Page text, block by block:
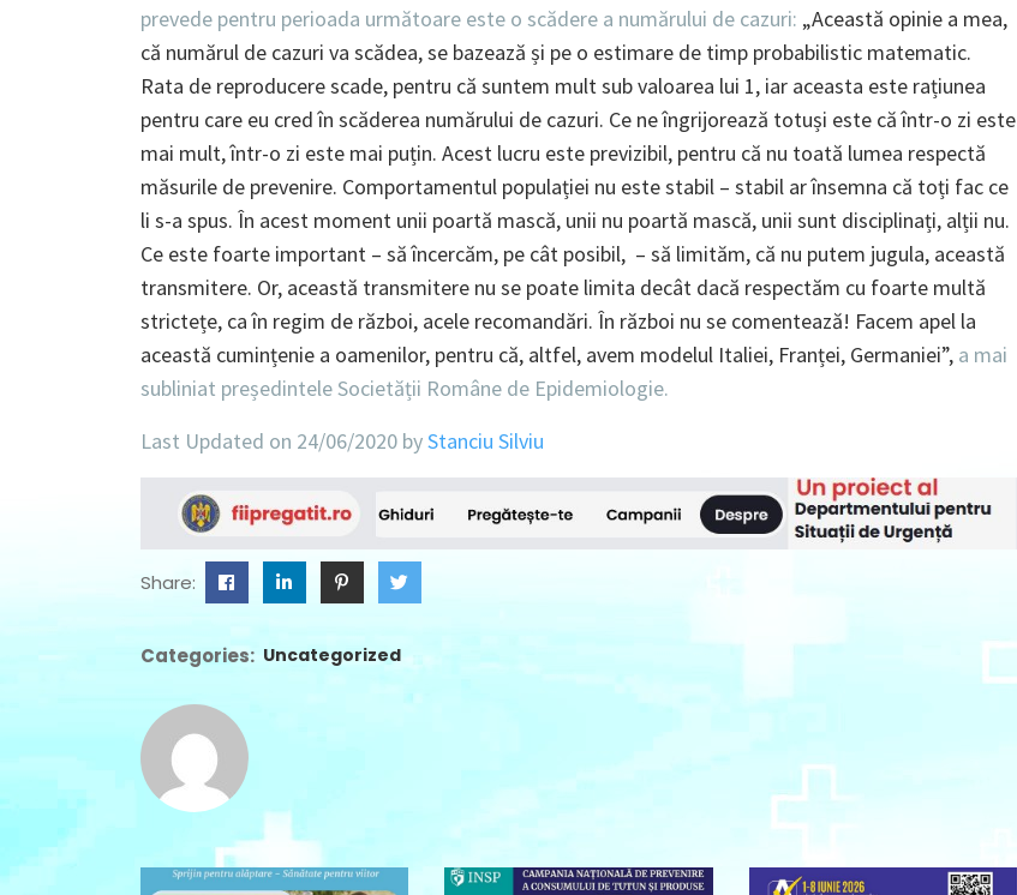
prevede pentru perioada următoare este o scădere a numărului de cazuri: „Această opinie a mea,
că numărul de cazuri va scădea, se bazează și pe o estimare de timp probabilistic matematic.
Rata de reproducere scade, pentru că suntem mult sub valoarea lui 1, iar aceasta este rațiunea
pentru care eu cred în scăderea numărului de cazuri. Ce ne îngrijorează totuși este că într-o zi este
mai mult, într-o zi este mai puțin. Acest lucru este previzibil, pentru că nu toată lumea respectă
măsurile de prevenire. Comportamentul populației nu este stabil – stabil ar însemna că toți fac ce
li s-a spus. În acest moment unii poartă mască, unii nu poartă mască, unii sunt disciplinați, alții nu.
Ce este foarte important – să încercăm, pe cât posibil, – să limităm, că nu putem jugula, această
transmitere. Or, această transmitere nu se poate limita decât dacă respectăm cu foarte multă
strictețe, ca în regim de război, acele recomandări. În război nu se comentează! Facem apel la
această cumințenie a oamenilor, pentru că, altfel, avem modelul Italiei, Franței, Germaniei”, a mai
subliniat președintele Societății Române de Epidemiologie.
Last Updated on 24/06/2020 byStanciu Silviu
Share:
Categories: Uncategorized